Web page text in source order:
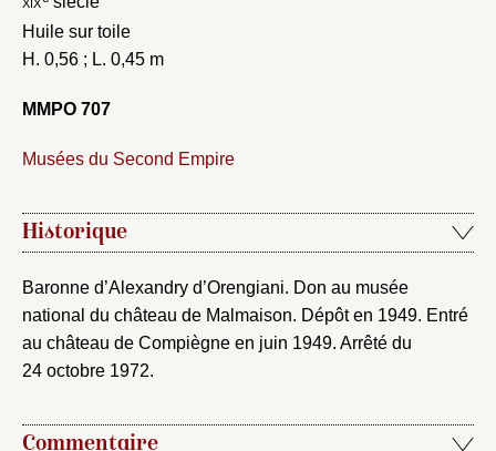
Huile sur toile
H. 0,56 ; L. 0,45 m
MMPO 707
Musées du Second Empire
Historique
Baronne d’Alexandry d’Orengiani. Don au musée
national du château de Malmaison. Dépôt en 1949. Entré
au château de Compiègne en juin 1949. Arrêté du
24 octobre 1972.
Commentaire
Choix du dossier où ajouter la
notice
Valider
Nouveau dossier
Connexion
Courriel
Mot de passe